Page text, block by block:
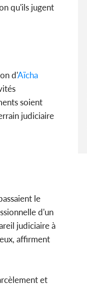
qu'ils jugent
d'Aïcha
soient
judiciaire
le
d'un
judiciaire à
affirment
et